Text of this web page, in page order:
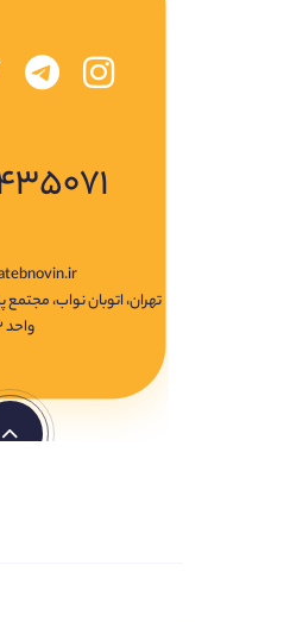
تهران، اتوبان نواب،
واحد ۱۱۳